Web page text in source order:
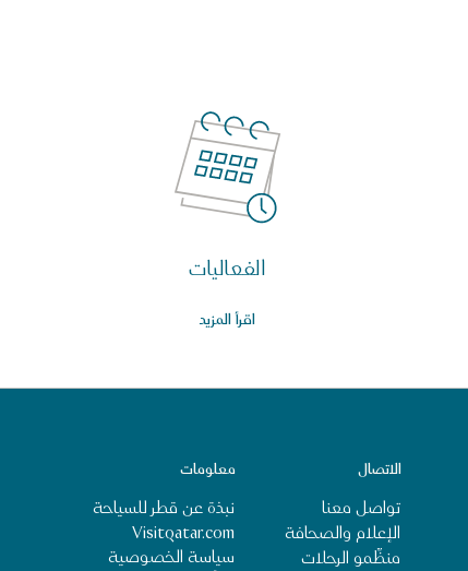
الفعاليات
اقرأ المزيد
الاتصال
تواصل معنا
الإعلام والصحافة
منظِّمو الرحلات
معلومات
نبذة عن قطر للسياحة
Visitqatar.com
سياسة الخصوصية